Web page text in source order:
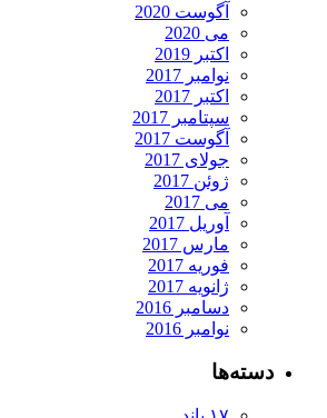
آگوست 2020
می 2020
اکتبر 2019
نوامبر 2017
اکتبر 2017
سپتامبر 2017
آگوست 2017
جولای 2017
ژوئن 2017
می 2017
آوریل 2017
مارس 2017
فوریه 2017
ژانویه 2017
دسامبر 2016
نوامبر 2016
دسته‌ها